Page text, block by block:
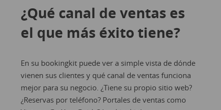
¿Qué canal de ventas es
el que más éxito tiene?
En su bookingkit puede ver a simple vista de dónde
vienen sus clientes y qué canal de ventas funciona
mejor para su negocio. ¿Tiene su propio sitio web?
¿Reservas por teléfono? Portales de ventas como